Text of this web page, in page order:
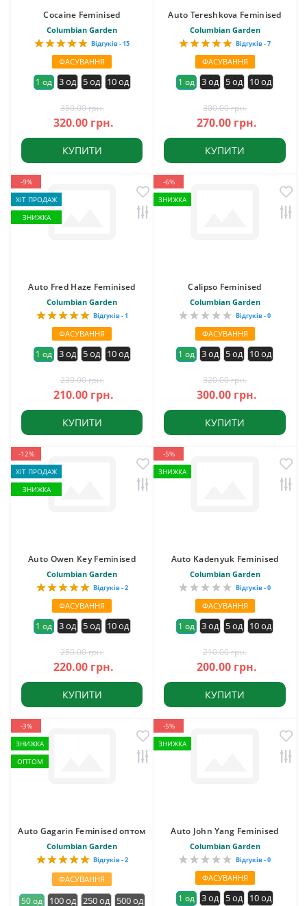
Cocaine Feminised
Columbian Garden
Відгуків - 15
ФАСУВАННЯ
1 од 3 од 5 од 10 од
350.00 грн.
320.00 грн.
КУПИТИ
Auto Tereshkova Feminised
Columbian Garden
Відгуків - 7
ФАСУВАННЯ
1 од 3 од 5 од 10 од
300.00 грн.
270.00 грн.
КУПИТИ
-9%
ХІТ ПРОДАЖ
ЗНИЖКА
Auto Fred Haze Feminised
Columbian Garden
Відгуків - 1
ФАСУВАННЯ
1 од 3 од 5 од 10 од
230.00 грн.
210.00 грн.
КУПИТИ
-6%
ЗНИЖКА
Calipso Feminised
Columbian Garden
Відгуків - 0
ФАСУВАННЯ
1 од 3 од 5 од 10 од
320.00 грн.
300.00 грн.
КУПИТИ
-12%
ХІТ ПРОДАЖ
ЗНИЖКА
Auto Owen Key Feminised
Columbian Garden
Відгуків - 2
ФАСУВАННЯ
1 од 3 од 5 од 10 од
250.00 грн.
220.00 грн.
КУПИТИ
-5%
ЗНИЖКА
Auto Kadenyuk Feminised
Columbian Garden
Відгуків - 0
ФАСУВАННЯ
1 од 3 од 5 од 10 од
210.00 грн.
200.00 грн.
КУПИТИ
-3%
ЗНИЖКА
ОПТОМ
Auto Gagarin Feminised оптом
Columbian Garden
Відгуків - 2
ФАСУВАННЯ
50 од 100 од 250 од 500 од
-5%
ЗНИЖКА
Auto John Yang Feminised
Columbian Garden
Відгуків - 0
ФАСУВАННЯ
1 од 3 од 5 од 10 од